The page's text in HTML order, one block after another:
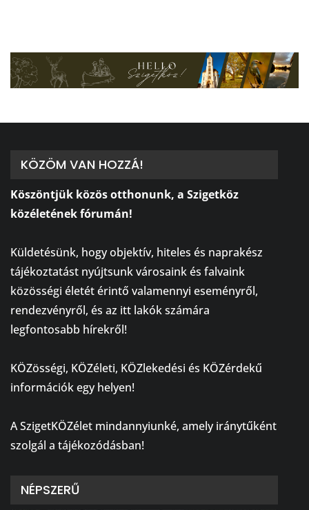
KÖZÖM VAN HOZZÁ!
Köszöntjük közös otthonunk, a Szigetköz
közéletének fórumán!
Küldetésünk, hogy objektív, hiteles és naprakész
tájékoztatást nyújtsunk városaink és falvaink
közösségi életét érintő valamennyi eseményről,
rendezvényről, és az itt lakók számára
legfontosabb hírekről!
KÖZösségi, KÖZéleti, KÖZlekedési és KÖZérdekű
információk egy helyen!
A SzigetKÖZélet mindannyiunké, amely iránytűként
szolgál a tájékozódásban!
NÉPSZERŰ